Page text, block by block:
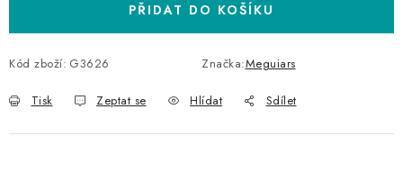
PŘIDAT DO KOŠÍKU
Kód zboží: G3626 Značka:Meguiars
Tisk Zeptat se Hlídat Sdílet